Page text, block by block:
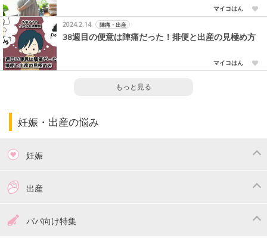
マイコはん
2024.2.14
陣痛・出産
38週目の便意は陣痛だった！排便と出産の見極め方
マイコはん
もっと見る
妊娠・出産の悩み
妊娠
つわり
妊娠中の食事
出産
出産準備パパ向け特集